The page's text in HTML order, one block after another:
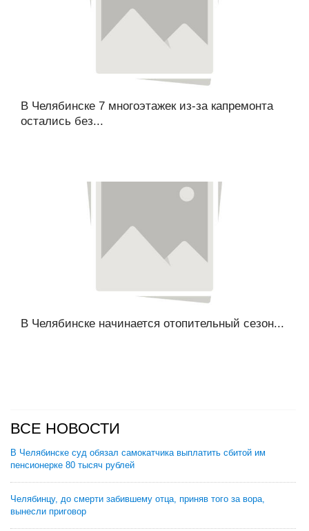
В Челябинске 7 многоэтажек из-за капремонта
остались без...
В Челябинске начинается отопительный сезон...
ВСЕ НОВОСТИ
В Челябинске суд обязал самокатчика выплатить сбитой им
пенсионерке 80 тысяч рублей
Челябинцу, до смерти забившему отца, приняв того за вора,
вынесли приговор